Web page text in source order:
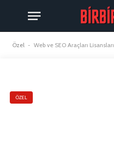
Özel - Web ve SEO Araçları Lisansları
ÖZEL